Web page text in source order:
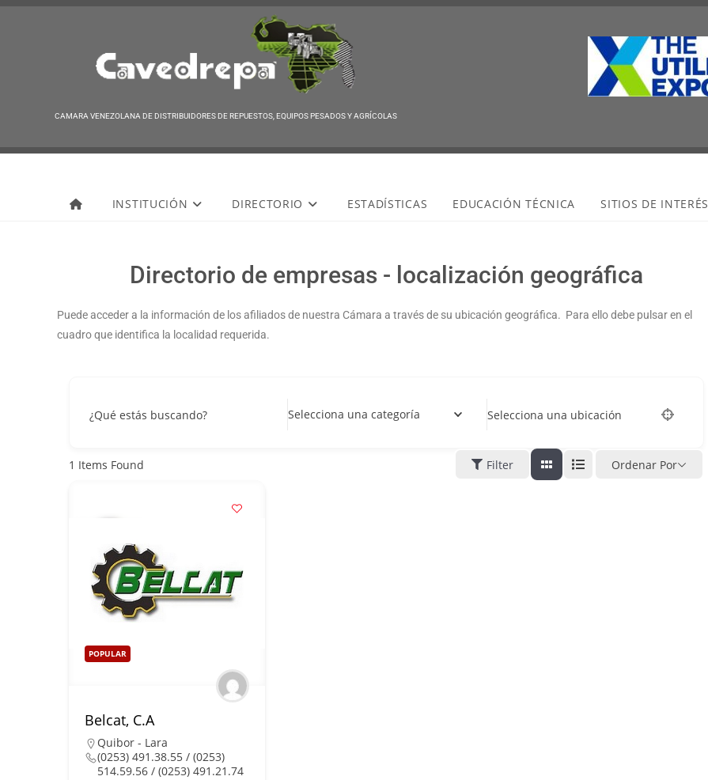
CAMARA VENEZOLANA DE DISTRIBUIDORES DE REPUESTOS, EQUIPOS PESADOS Y AGRÍCOLAS
INSTITUCIÓN DIRECTORIO ESTADÍSTICAS EDUCACIÓN TÉCNICA SITIOS DE INTERÉS
Directorio de empresas - localización geográfica
Puede acceder a la información de los afiliados de nuestra Cámara a través de su ubicación geográfica. Para ello debe pulsar en el
cuadro que identifica la localidad requerida.
¿Qué estás buscando? Selecciona una categoría Selecciona una ubicación
1 Items Found Filter Ordenar Por
POPULAR
Belcat, C.A
Quibor - Lara
(0253) 491.38.55 / (0253)
514.59.56 / (0253) 491.21.74